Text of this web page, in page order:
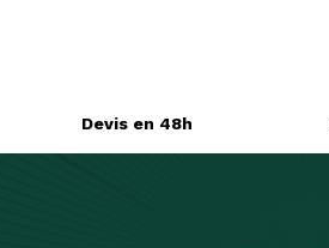
Devis en 48h